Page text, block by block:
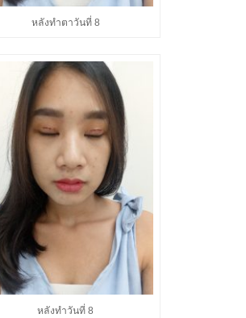
หลังทำตาวันที่ 8
หลังทำวันที่ 8